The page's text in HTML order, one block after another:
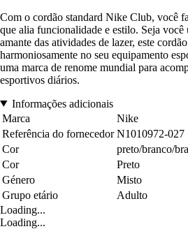
Com o cordão standard Nike Club, você
que alia funcionalidade e estilo. Seja
amante das atividades de lazer, este
harmoniosamente no seu equipamento
uma marca de renome mundial para
esportivos diários.
Informações adicionais
Marca
Nike
Referência do fornecedor N1010972-027
Cor
preto/branco/
Cor
Preto
Género
Misto
Grupo etário
Adulto
Loading...
Loading...